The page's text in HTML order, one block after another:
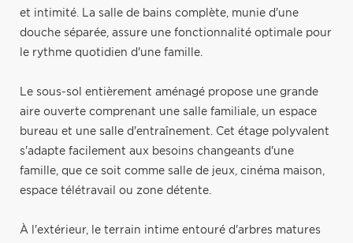
et intimité. La salle de bains complète, munie d'une
douche séparée, assure une fonctionnalité optimale pour
le rythme quotidien d'une famille.
Le sous-sol entièrement aménagé propose une grande
aire ouverte comprenant une salle familiale, un espace
bureau et une salle d'entraînement. Cet étage polyvalent
s'adapte facilement aux besoins changeants d'une
famille, que ce soit comme salle de jeux, cinéma maison,
espace télétravail ou zone détente.
À l'extérieur, le terrain intime entouré d'arbres matures